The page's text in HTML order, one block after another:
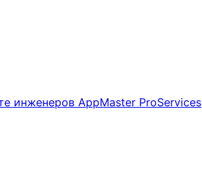
инженеров AppMaster ProServices